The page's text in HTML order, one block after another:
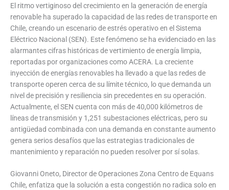
El ritmo vertiginoso del crecimiento en la generación de energía
renovable ha superado la capacidad de las redes de transporte en
Chile, creando un escenario de estrés operativo en el Sistema
Eléctrico Nacional (SEN). Este fenómeno se ha evidenciado en las
alarmantes cifras históricas de vertimiento de energía limpia,
reportadas por organizaciones como ACERA. La creciente
inyección de energías renovables ha llevado a que las redes de
transporte operen cerca de su límite técnico, lo que demanda un
nivel de precisión y resiliencia sin precedentes en su operación.
Actualmente, el SEN cuenta con más de 40,000 kilómetros de
líneas de transmisión y 1,251 subestaciones eléctricas, pero su
antigüedad combinada con una demanda en constante aumento
genera serios desafíos que las estrategias tradicionales de
mantenimiento y reparación no pueden resolver por sí solas.
Giovanni Oneto, Director de Operaciones Zona Centro de Equans
Chile, enfatiza que la solución a esta congestión no radica solo en